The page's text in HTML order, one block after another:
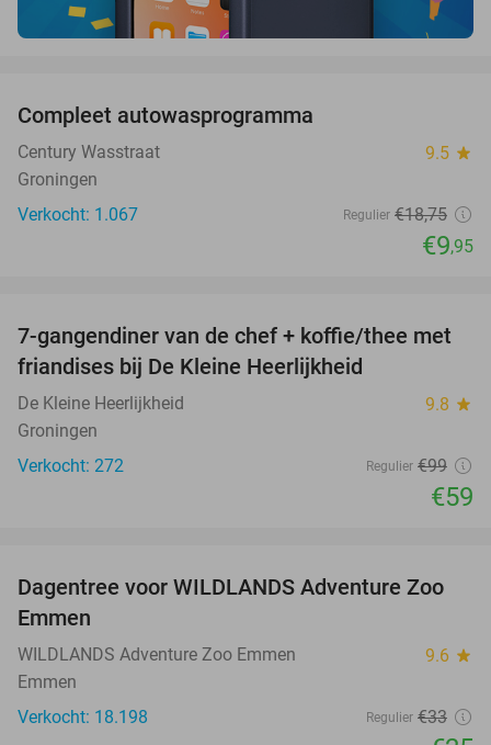
Compleet autowasprogramma
Century Wasstraat 9.5 star
Groningen
Verkocht: 1.067
Regulier €18,75
€9,95
40%
7-gangendiner van de chef + koffie/thee met
friandises bij De Kleine Heerlijkheid
De Kleine Heerlijkheid 9.8 star
Groningen
Verkocht: 272
Regulier €99
€59
24%
Dagentree voor WILDLANDS Adventure Zoo
Emmen
WILDLANDS Adventure Zoo Emmen 9.6 star
Emmen
Verkocht: 18.198
Regulier €33